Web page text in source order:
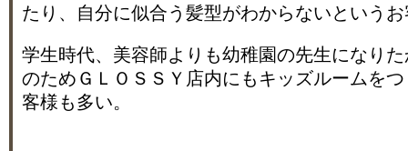
たり、自分に似合う髪型がわからないという
学生時代、美容師よりも幼稚園の先生になり
のためＧＬＯＳＳＹ店内にもキッズルームを
客様も多い。